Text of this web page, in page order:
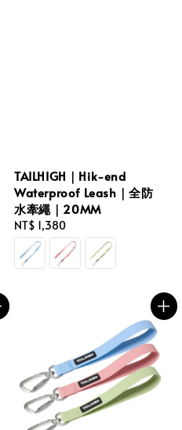
TAILHIGH｜Hik-end
Waterproof Leash｜全防
水牽繩｜20MM
Regular
price
NT$ 1,380